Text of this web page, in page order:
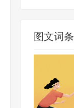
图文词条